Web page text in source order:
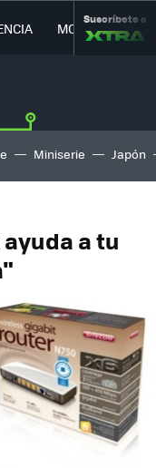
MOVILIDAD
Suscríbete a
Miniserie Japón
a tu